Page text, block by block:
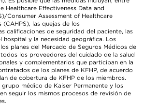
Healthcare Effectiveness Data and
Consumer Assessment of Healthcare
(CAHPS), las quejas de los
calificaciones de seguridad del paciente, las
hospital y la necesidad geográfica. Los
planes del Mercado de Seguros Médicos de
los proveedores del cuidado de la salud
y complementarios que participan en la
de los planes de KFHP, de acuerdo
de cobertura de KFHP de los miembros.
médico de Kaiser Permanente y los
seguir los mismos procesos de revisión de